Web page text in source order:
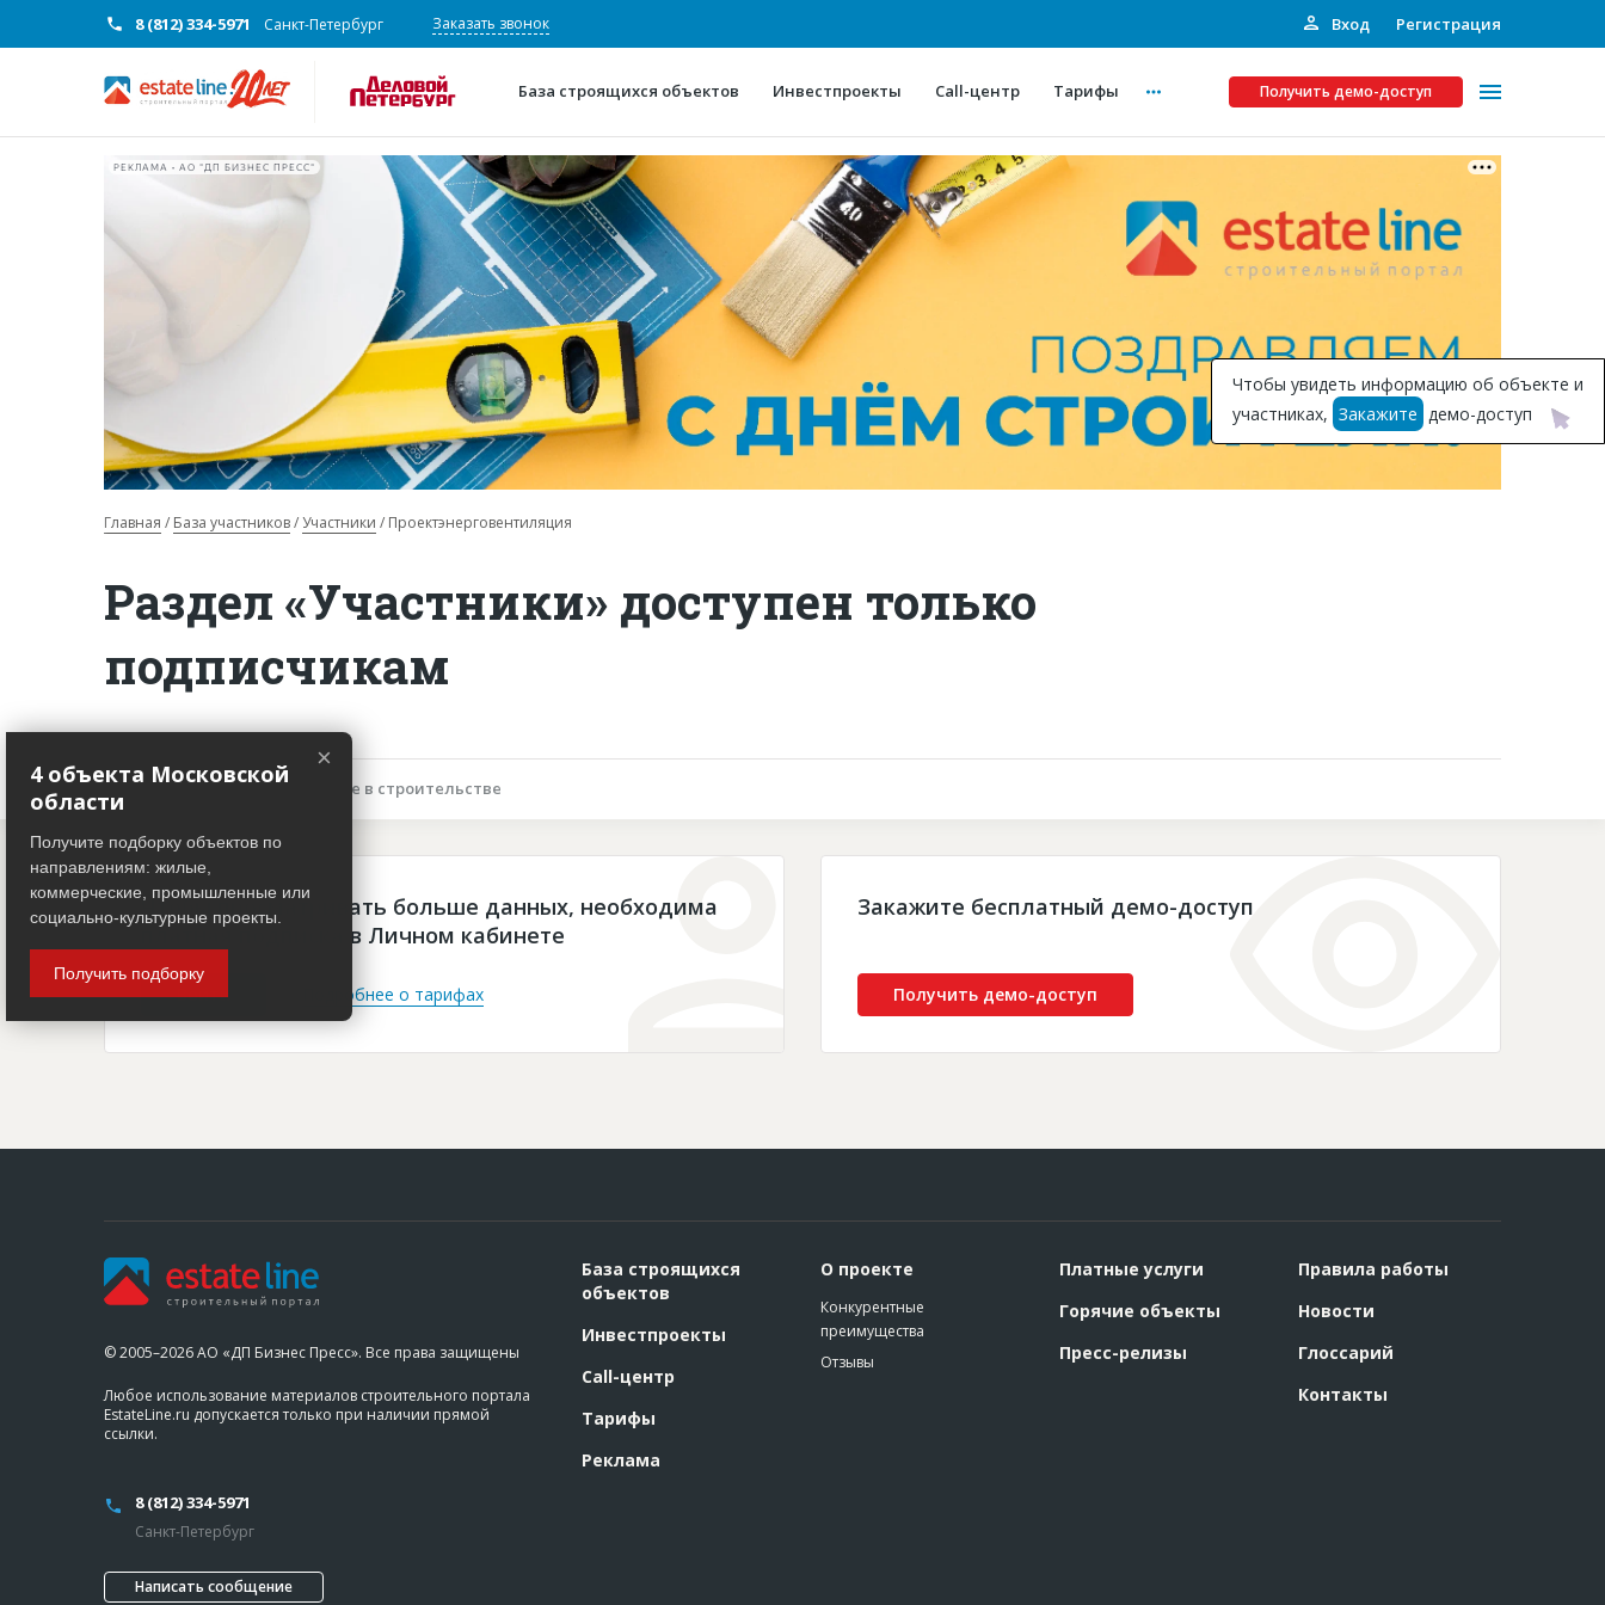
8 (812) 334-5971 Санкт-Петербург Заказать звонок Вход Регистрация
База строящихся объектов Инвестпроекты Call-центр Тарифы Получить демо-доступ
О проекте
Конкурентные преимущества
Горячие объекты
Глоссарий
Платные услуги
Рекламодателям
Инвестпроекты
Подписка на Базу
РЕКЛАМА • АО "ДП БИЗНЕС ПРЕСС"
Главная База участников Участники Проектэнерговентиляция
Раздел «Участники» доступен только
подписчикам
Описание объекта Участие в строительстве
Чтобы просматривать больше данных, необходима
платная подписка в Личном кабинете
Войти Подробнее о тарифах
Закажите бесплатный демо-доступ
Получить демо-доступ
Чтобы увидеть информацию об объекте и
участниках, Закажите демо-доступ
© 2005–2026 АО «ДП Бизнес Пресс». Все права защищены
Любое использование материалов строительного портала
EstateLine.ru допускается только при наличии прямой
ссылки.
8 (812) 334-5971
Санкт-Петербург
Написать сообщение
База строящихся
объектов
Инвестпроекты
Call-центр
Тарифы
Реклама
О проекте
Конкурентные
преимущества
Отзывы
Платные услуги
Горячие объекты
Пресс-релизы
Правила работы
Новости
Глоссарий
Контакты
×
4 объекта Московской
области
Получите подборку объектов по
направлениям: жилые,
коммерческие, промышленные или
социально-культурные проекты.
Получить подборку